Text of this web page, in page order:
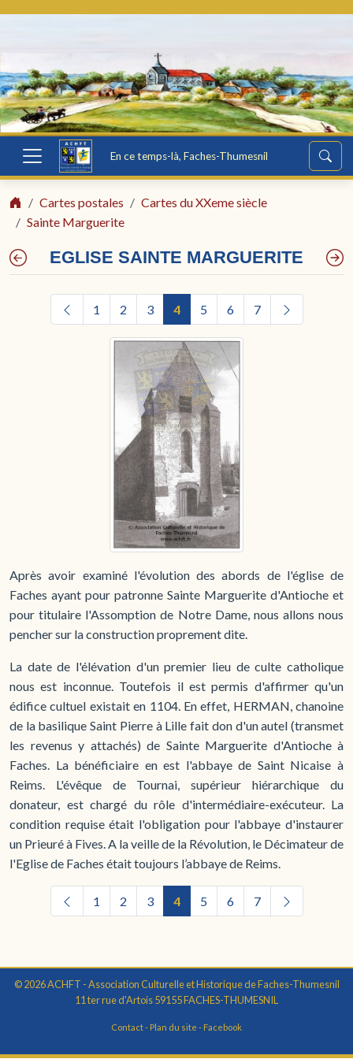
En ce temps-là, Faches-Thumesnil
Cartes postales
Cartes du XXeme siècle
Sainte Marguerite
EGLISE SAINTE MARGUERITE
1 2 3 4 5 6 7
Après avoir examiné l'évolution des abords de l'église de
Faches ayant pour patronne Sainte Marguerite d'Antioche et
pour titulaire l'Assomption de Notre Dame, nous allons nous
pencher sur la construction proprement dite.
La date de l'élévation d'un premier lieu de culte catholique
nous est inconnue. Toutefois il est permis d'affirmer qu'un
édifice cultuel existait en 1104. En effet, HERMAN, chanoine
de la basilique Saint Pierre à Lille fait don d'un autel (transmet
les revenus y attachés) de Sainte Marguerite d'Antioche à
Faches. La bénéficiaire en est l'abbaye de Saint Nicaise à
Reims. L'évêque de Tournai, supérieur hiérarchique du
donateur, est chargé du rôle d'intermédiaire-exécuteur. La
condition requise était l'obligation pour l'abbaye d'instaurer
un Prieuré à Fives. A la veille de la Révolution, le Décimateur de
l'Eglise de Faches était toujours l’abbaye de Reims.
1 2 3 4 5 6 7
© 2026 ACHFT - Association Culturelle et Historique de Faches-Thumesnil
11 ter rue d'Artois 59155 FACHES-THUMESNIL
Contact- Plan du site - Facebook